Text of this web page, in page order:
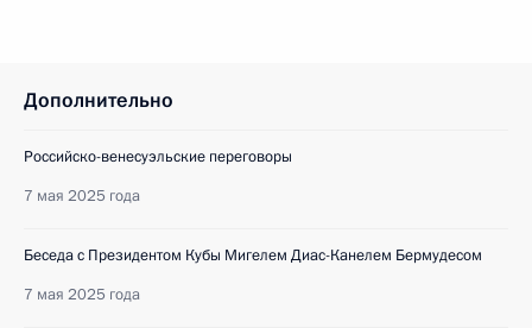
Дополнительно
Российско-венесуэльские переговоры
7 мая 2025 года
Беседа с Президентом Кубы Мигелем Диас-Канелем Бермудесом
7 мая 2025 года